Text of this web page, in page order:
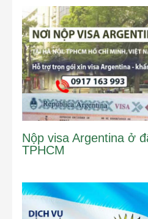
Nộp visa Argentina ở
TPHCM